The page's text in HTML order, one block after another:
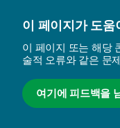
이 페이지가 도움
이 페이지 또는 해당
술적 오류와 같은 문
여기에 피드백을